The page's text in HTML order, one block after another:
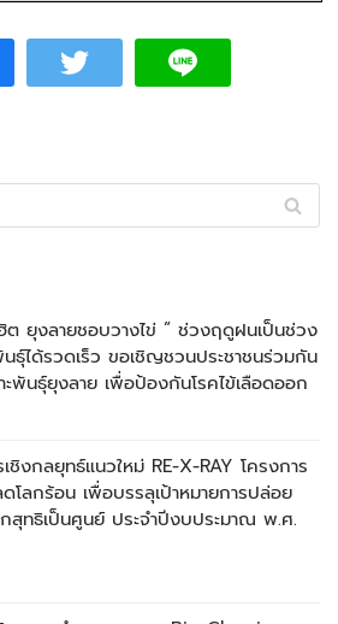
ยุงลายชอบวางไข่ ” ช่วงฤดูฝนเป็นช่วง
ธุ์ได้รวดเร็ว ขอเชิญชวนประชาชนร่วมกัน
ะพันธุ์ยุงลาย เพื่อป้องกันโรคไข้เลือดออก
ชิงกลยุทธ์แนวใหม่ RE-X-RAY โครงการ
โลกร้อน เพื่อบรรลุเป้าหมายการปล่อย
กสุทธิเป็นศูนย์ ประจำปีงบประมาณ พ.ศ.